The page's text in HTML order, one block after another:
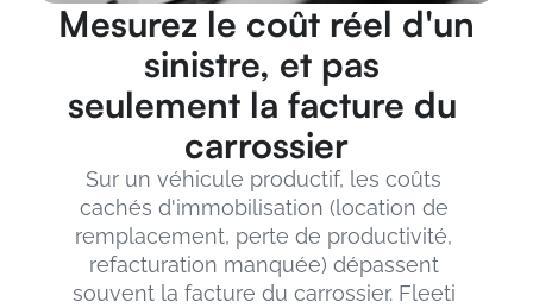
Mesurez le coût réel d'un
sinistre, et pas
seulement la facture du
carrossier
Sur un véhicule productif, les coûts
cachés d'immobilisation (location de
remplacement, perte de productivité,
refacturation manquée) dépassent
souvent la facture du carrossier. Fleeti